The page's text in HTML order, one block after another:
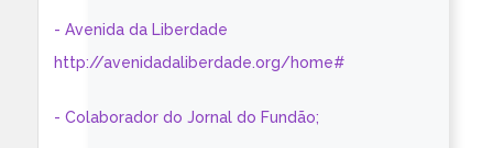
- Avenida da Liberdade
http://avenidadaliberdade.org/home#
- Colaborador do Jornal do Fundão;